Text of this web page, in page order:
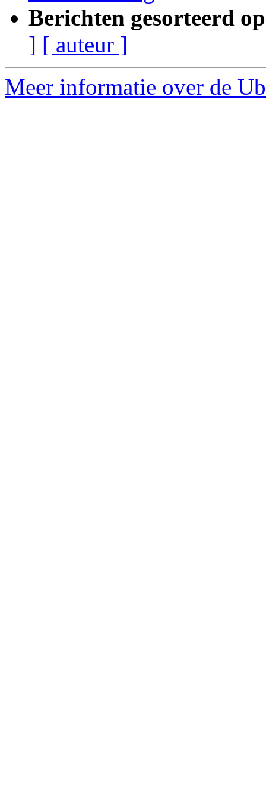
Berichten gesorteerd
] [ auteur ]
Meer informatie over de